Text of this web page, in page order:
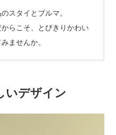
スタイとブルマ。
らこそ、とびきりかわい
ませんか。
いデザイン